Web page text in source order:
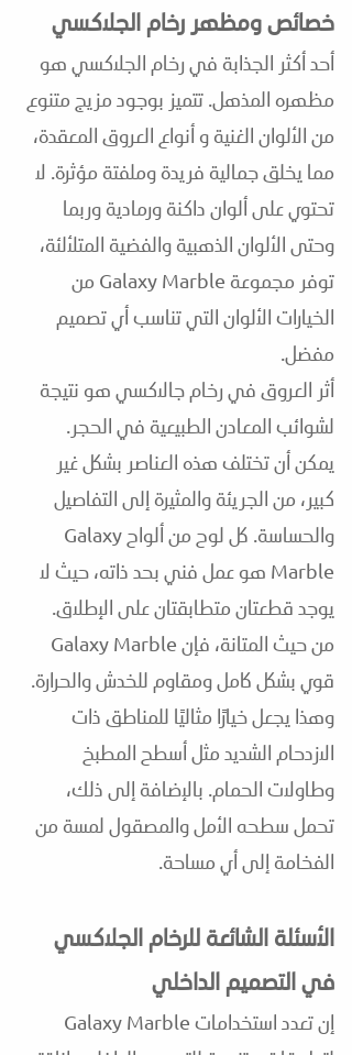
خصائص ومظهررخام الجلاكسي
أحد أكثر الجذابة في رخام الجلاكسي هو
مظهره المذهل. تتميز بوجود مزيج متنوع
من الألوان الغنية و أنواع العروق المعقدة،
مما يخلق جمالية فريدة وملفتة مؤثرة. لا
تحتوي على ألوان داكنة ورمادية وربما
وحتى الألوان الذهبية والفضية المتلألئة،
توفر مجموعة Galaxy Marble من
الخيارات الألوان التي تناسب أي تصميم
مفضل.
أثر العروق في رخام جالاكسي هو نتيجة
لشوائب المعادن الطبيعية في الحجر.
يمكن أن تختلف هذه العناصر بشكل غير
كبير، من الجريئة والمثيرة إلى التفاصيل
والحساسة. كل لوح من ألواح Galaxy
Marble هو عمل فني بحد ذاته، حيث لا
يوجد قطعتان متطابقتان على الإطلاق.
من حيث المتانة، فإن Galaxy Marble
قوي بشكل كامل ومقاوم للخدش والحرارة.
وهذا يجعل خيارًا مثاليًا للمناطق ذات
الازدحام الشديد مثل أسطح المطبخ
وطاولات الحمام. بالإضافة إلى ذلك،
تحمل سطحه الأمل والمصقول لمسة من
الفخامة إلى أي مساحة.
الأسئلة الشائعة للرخام الجلاكسي
في التصميم الداخلي
إن تعدد استخدامات Galaxy Marble